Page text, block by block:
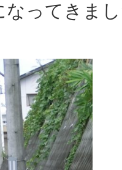
ってきま